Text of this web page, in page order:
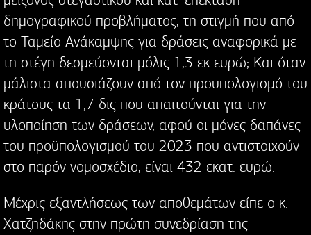
δημογραφικού προβλήματος, τη στιγμή που από
το Ταμείο Ανάκαμψης για δράσεις αναφορικά με
τη στέγη δεσμεύονται μόλις 1,3 εκ ευρώ; Και όταν
μάλιστα απουσιάζουν από τον προϋπολογισμό του
κράτους τα 1,7 δις που απαιτούνται για την
υλοποίηση των δράσεων, αφού οι μόνες δαπάνες
του προϋπολογισμού του 2023 που αντιστοιχούν
στο παρόν νομοσχέδιο, είναι 432 εκατ. ευρώ.
Μέχρις εξαντλήσεως των αποθεμάτων είπε ο κ.
Χατζηδάκης στην πρώτη συνεδρίαση της